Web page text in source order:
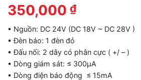
350,000 ₫
• Nguồn: DC 24V (DC 18V ~ DC 28V )
• Đèn báo: 1 đèn đỏ
• Đấu nối: 2 dây có phân cực ( +/ – )
• Dòng giám sát: ≤ 300μA
• Dòng điện báo động ≤ 15mA